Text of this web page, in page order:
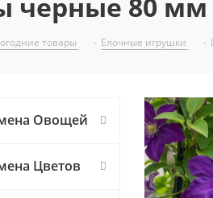
товары - Елочные игрушки -
Овощей
Цветов